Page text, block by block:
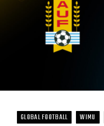
GLOBAL FOOTBALL WIMU